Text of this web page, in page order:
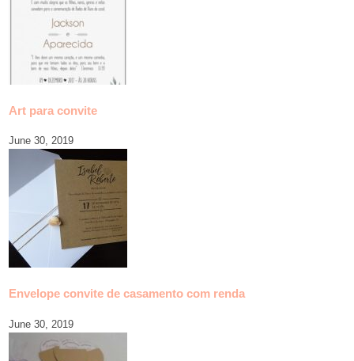
Art para convite
June 30, 2019
Envelope convite de casamento com renda
June 30, 2019